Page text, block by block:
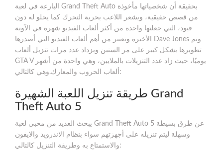
البارعة في لعبة Grand Theft Auto بحقيقة أن شخصياتها مأخوذة
من قصص حقيقية، ويشعر اللاعب بحرية التحرك كما يحلو له دون
قيود، التي جعلتها واحدة من أكثر ألعاب الفيديو شهرة في الآونة
الأخيرة وتعتبر من أهم ألعاب الفيديو التي أصدرها Dave Jones وتم
تطويرها بشكل كبير على مر السنين ويزداد عدد مرات تنزيل ألعاب
GTA V يوميًا، حيث زاد عدد التنزيلات بالملايين، وهي واحدة من أشهر
ألعاب الحروب والمعارك.وهي كالتالي:
طريقة تنزيل اللعبة الشهيرة Grand
Theft Auto 5
يبحث العديد من محبي لعبة Grand Theft Auto 5 عن طرق بسيطة
وسهلة ليتم تنزيله على أجهزتهم سواء بنظام الاندرويد والايفون
والاستمتاع به وطريقة التنزيل كالتالي: